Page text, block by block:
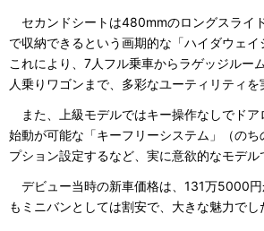
セカンドシートは480mmのロングスライ
で収納できるという画期的な「ハイダウェイ
これにより、7人フル乗車からラゲッジルー
人乗りワゴンまで、多彩なユーティリティを
また、上級モデルではキー操作なしでドア
始動が可能な「キーフリーシステム」（の
プション設定するなど、実に意欲的なモデル
デビュー当時の新車価格は、131万5000
もミニバンとしては割安で、大きな魅力でし